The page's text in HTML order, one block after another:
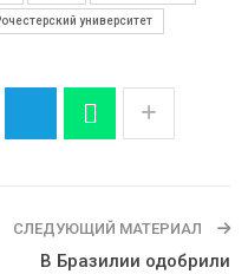
университет
СЛЕДУЮЩИЙ МАТЕРИАЛ
В Бразилии одобрили